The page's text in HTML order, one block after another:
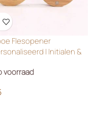
Wensenlijst
Flesopener
| Initialen &
voorraad